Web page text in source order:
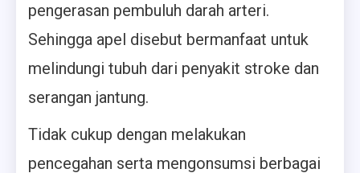
pengerasan pembuluh darah arteri.
Sehingga apel disebut bermanfaat untuk
melindungi tubuh dari penyakit stroke dan
serangan jantung.
Tidak cukup dengan melakukan
pencegahan serta mengonsumsi berbagai